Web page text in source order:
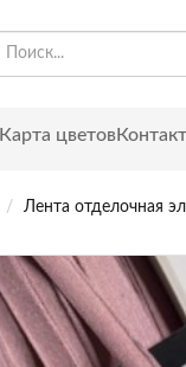
Карта цветов
Лента отделочная